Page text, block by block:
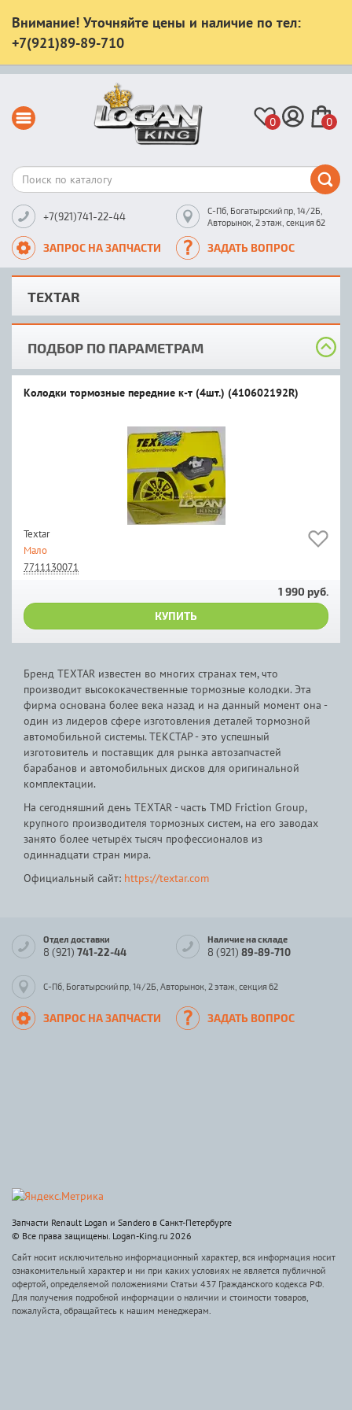
Внимание! Уточняйте цены и наличие по тел:
+7(921)89-89-710
0 0
+7(921)741-22-44
С-Пб, Богатырский пр, 14/2Б,
Авторынок, 2 этаж, секция 62
ЗАПРОС НА ЗАПЧАСТИ ЗАДАТЬ ВОПРОС
TEXTAR
ПОДБОР ПО ПАРАМЕТРАМ
Колодки тормозные передние к-т (4шт.) (410602192R)
Textar
Мало
7711130071
1 990 руб.
КУПИТЬ
Бренд TEXTAR известен во многих странах тем, что
производит высококачественные тормозные колодки. Эта
фирма основана более века назад и на данный момент она -
один из лидеров сфере изготовления деталей тормозной
автомобильной системы. ТЕКСТАР - это успешный
изготовитель и поставщик для рынка автозапчастей
барабанов и автомобильных дисков для оригинальной
комплектации.
На сегодняшний день TEXTAR - часть TMD Friction Group,
крупного производителя тормозных систем, на его заводах
занято более четырёх тысяч профессионалов из
одиннадцати стран мира.
Официальный сайт: https://textar.com
Отдел доставки
8 (921) 741-22-44
Наличие на складе
8 (921) 89-89-710
С-Пб, Богатырский пр, 14/2Б, Авторынок, 2 этаж, секция 62
ЗАПРОС НА ЗАПЧАСТИ ЗАДАТЬ ВОПРОС
Запчасти Renault Logan и Sandero в Санкт-Петербурге
© Все права защищены. Logan-King.ru 2026
Сайт носит исключительно информационный характер, вся информация носит
ознакомительный характер и ни при каких условиях не является публичной
офертой, определяемой положениями Статьи 437 Гражданского кодекса РФ.
Для получения подробной информации о наличии и стоимости товаров,
пожалуйста, обращайтесь к нашим менеджерам.